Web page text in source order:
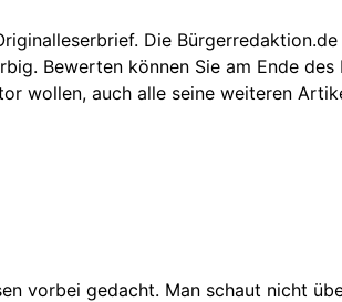
Die
Bewerten können Sie am Ende
wollen, auch alle seine weiteren
vorbei gedacht. Man schaut nicht